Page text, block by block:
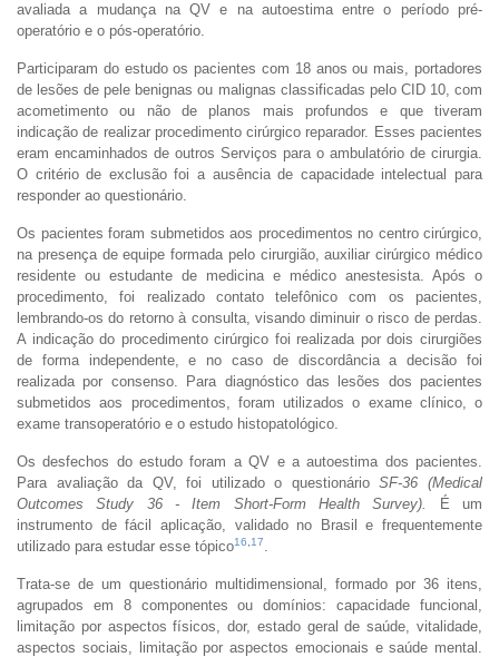
avaliada a mudança na QV e na autoestima entre o período pré-
operatório e o pós-operatório.
Participaram do estudo os pacientes com 18 anos ou mais, portadores
de lesões de pele benignas ou malignas classificadas pelo CID 10, com
acometimento ou não de planos mais profundos e que tiveram
indicação de realizar procedimento cirúrgico reparador. Esses pacientes
eram encaminhados de outros Serviços para o ambulatório de cirurgia.
O critério de exclusão foi a ausência de capacidade intelectual para
responder ao questionário.
Os pacientes foram submetidos aos procedimentos no centro cirúrgico,
na presença de equipe formada pelo cirurgião, auxiliar cirúrgico médico
residente ou estudante de medicina e médico anestesista. Após o
procedimento, foi realizado contato telefônico com os pacientes,
lembrando-os do retorno à consulta, visando diminuir o risco de perdas.
A indicação do procedimento cirúrgico foi realizada por dois cirurgiões
de forma independente, e no caso de discordância a decisão foi
realizada por consenso. Para diagnóstico das lesões dos pacientes
submetidos aos procedimentos, foram utilizados o exame clínico, o
exame transoperatório e o estudo histopatológico.
Os desfechos do estudo foram a QV e a autoestima dos pacientes.
Para avaliação da QV, foi utilizado o questionárioSF-36 (Medical
Outcomes Study 36 - Item Short-Form Health Survey).
É um
instrumento de fácil aplicação, validado no Brasil e frequentemente
utilizado para estudar esse tópico16 17
Trata-se de um questionário multidimensional, formado por 36 itens,
agrupados em 8 componentes ou domínios: capacidade funcional,
limitação por aspectos físicos, dor, estado geral de saúde, vitalidade,
aspectos sociais, limitação por aspectos emocionais e saúde mental.